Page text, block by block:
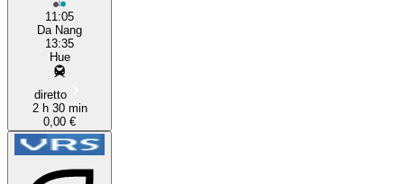
11:05
Da Nang
13:35
Hue
diretto
2 h 30 min
0,00 €